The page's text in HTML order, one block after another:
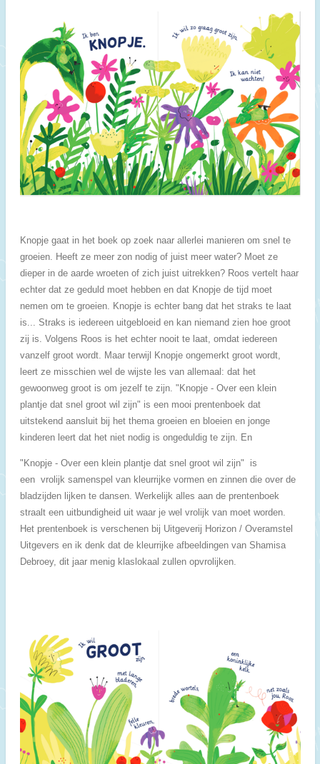
Knopje gaat in het boek op zoek naar allerlei manieren om snel te
groeien. Heeft ze meer zon nodig of juist meer water? Moet ze
dieper in de aarde wroeten of zich juist uitrekken? Roos vertelt haar
echter dat ze geduld moet hebben en dat Knopje de tijd moet
nemen om te groeien. Knopje is echter bang dat het straks te laat
is... Straks is iedereen uitgebloeid en kan niemand zien hoe groot
zij is. Volgens Roos is het echter nooit te laat, omdat iedereen
vanzelf groot wordt. Maar terwijl Knopje ongemerkt groot wordt,
leert ze misschien wel de wijste les van allemaal: dat het
gewoonweg groot is om jezelf te zijn. "Knopje - Over een klein
plantje dat snel groot wil zijn" is een mooi prentenboek dat
uitstekend aansluit bij het thema groeien en bloeien en jonge
kinderen leert dat het niet nodig is ongeduldig te zijn. En
"Knopje - Over een klein plantje dat snel groot wil zijn" is
een vrolijk samenspel van kleurrijke vormen en zinnen die over de
bladzijden lijken te dansen. Werkelijk alles aan de prentenboek
straalt een uitbundigheid uit waar je wel vrolijk van moet worden.
Het prentenboek is verschenen bij Uitgeverij Horizon / Overamstel
Uitgevers en ik denk dat de kleurrijke afbeeldingen van Shamisa
Debroey, dit jaar menig klaslokaal zullen opvrolijken.